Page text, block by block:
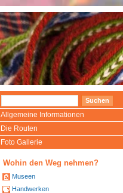
Allgemeine Informationen
Die Routen
Foto Gallerie
Wohin den Weg nehmen?
Museen
Handwerken